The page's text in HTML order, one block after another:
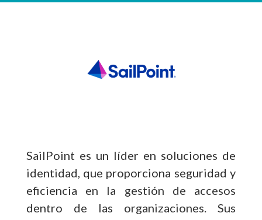
SailPoint es un líder en soluciones de
identidad, que proporciona seguridad y
eficiencia en la gestión de accesos
dentro de las organizaciones. Sus